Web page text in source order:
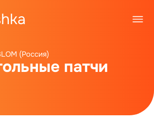
(Россия)
патчи